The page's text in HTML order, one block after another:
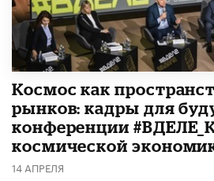
Космос как
рынков: кадры для
конференции
космической
14 АПРЕЛЯ